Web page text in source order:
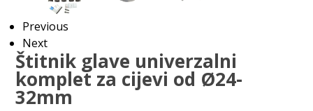
Previous
Next
Štitnik glave univerzalni
komplet za cijevi od Ø24-
32mm